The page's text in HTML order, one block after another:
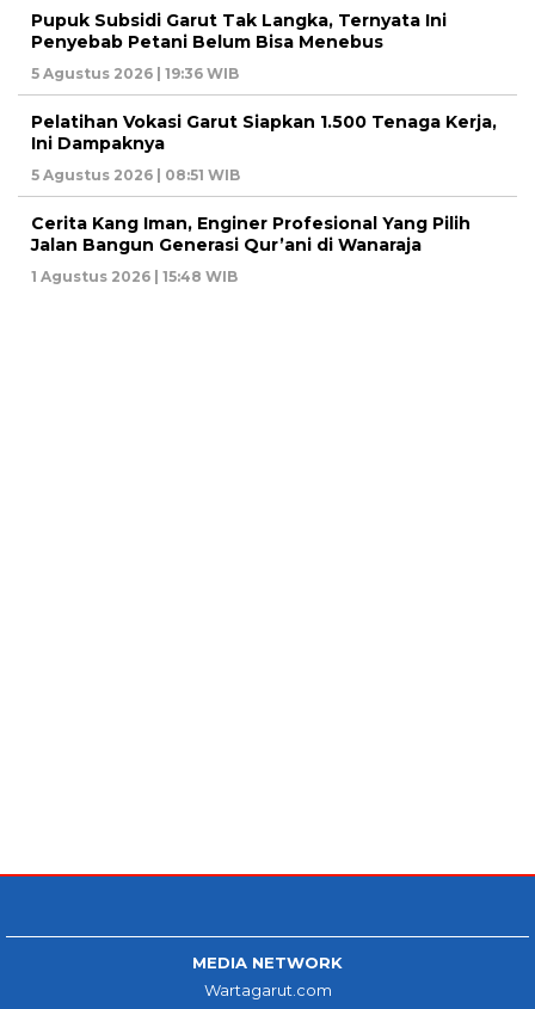
Pupuk Subsidi Garut Tak Langka, Ternyata Ini
Penyebab Petani Belum Bisa Menebus
5 Agustus 2026 | 19:36 WIB
Pelatihan Vokasi Garut Siapkan 1.500 Tenaga Kerja,
Ini Dampaknya
5 Agustus 2026 | 08:51 WIB
Cerita Kang Iman, Enginer Profesional Yang Pilih
Jalan Bangun Generasi Qur’ani di Wanaraja
1 Agustus 2026 | 15:48 WIB
MEDIA NETWORK
Wartagarut.com